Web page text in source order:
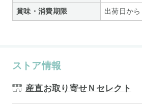
賞味・消費期限 出荷日から
ストア情報
産直お取り寄せＮセレクト